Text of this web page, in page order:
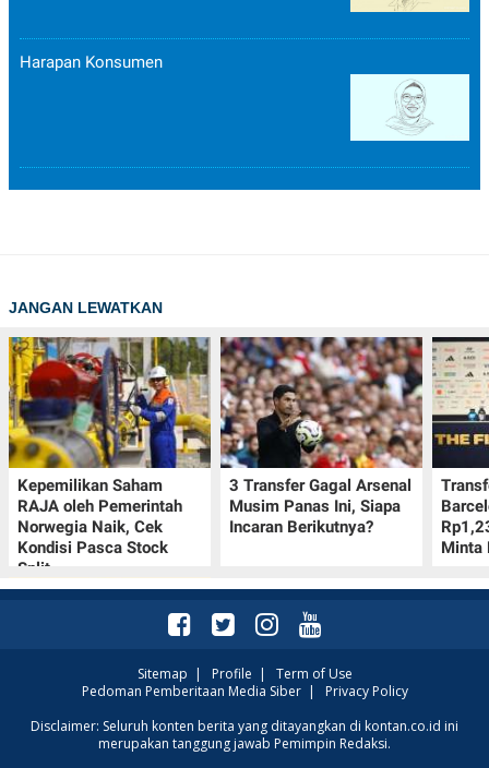
Harapan Konsumen
JANGAN LEWATKAN
Kepemilikan Saham
RAJA oleh Pemerintah
Norwegia Naik, Cek
Kondisi Pasca Stock
Split
3 Transfer Gagal Arsenal
Musim Panas Ini, Siapa
Incaran Berikutnya?
Minta
Cek Kumpulan Link
Twibbon Hari Pramuka
Sitemap | Profile | Term of Use
Pedoman Pemberitaan Media Siber| Privacy Policy
Disclaimer: Seluruh konten berita yang ditayangkan di kontan.co.id ini
merupakan tanggung jawab Pemimpin Redaksi.